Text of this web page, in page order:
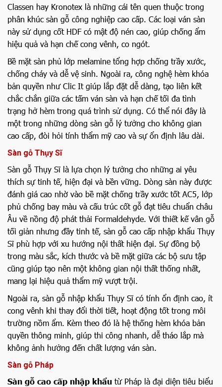
Classen hay Kronotex là những cái tên quen thuộc trong
phân khúc sàn gỗ công nghiệp cao cấp. Các loại ván sàn
này sử dụng cốt HDF có mật độ nén cao, giúp chống ẩm
hiệu quả và hạn chế cong vênh, co ngót.
Bề mặt sàn phủ lớp melamine tổng hợp chống trầy xước,
chống cháy và dễ vệ sinh. Ngoài ra, công nghệ hèm khóa
bản quyền như Clic It giúp lắp đặt dễ dàng, tạo liên kết
chắc chắn giữa các tấm ván sàn và hạn chế tối đa tình
trạng hở hèm trong quá trình sử dụng. Có thể nói đây là
một trong những dòng sàn gỗ lý tưởng cho không gian
cao cấp, đòi hỏi tính thẩm mỹ cao và sự ổn định lâu dài.
Sàn gỗ Thụy Sĩ
Sàn gỗ Thụy Sĩ là lựa chọn lý tưởng cho những ai yêu
thích sự tinh tế, hiện đại và bền vững. Dòng sàn này được
đánh giá cao nhờ vào bề mặt chống trầy xước tốt AC5, lớp
phủ chống bay màu và cấu trúc cốt gỗ đạt tiêu chuẩn châu
Âu về nồng độ phát thải Formaldehyde. Với thiết kế vân gỗ
tối giản nhưng đầy tinh tế, sàn gỗ cao cấp nhập khẩu Thụy
Sĩ phù hợp với xu hướng nội thất hiện đại. Sự đồng bộ
trong màu sắc, kích thước và bề mặt giữa các bộ sưu tập
cũng giúp tạo nên một không gian nội thất thống nhất,
mang lại hiệu quả thẩm mỹ vượt trội.
Ngoài ra, sàn gỗ nhập khẩu Thụy Sĩ có tính ổn định cao, ít
cong vênh khi thay đổi thời tiết, hoạt động tốt trong môi
trường nồm ẩm. Kèm theo đó là hệ thống hèm khóa bản
quyền thông minh, giúp thi công nhanh, dễ tháo lắp mà
không ảnh hưởng đến chất lượng ván sàn.
Sàn gỗ Pháp
Sàn gỗ cao cấp nhập khẩu từ Pháp là đại diện tiêu biểu